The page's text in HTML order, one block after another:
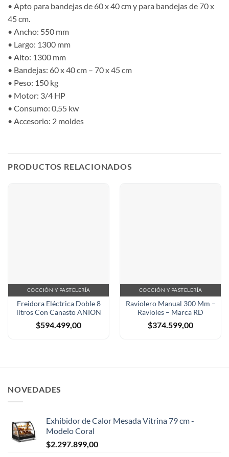
• Apto para bandejas de 60 x 40 cm y para bandejas de 70 x
45 cm.
• Ancho: 550 mm
• Largo: 1300 mm
• Alto: 1300 mm
• Bandejas: 60 x 40 cm – 70 x 45 cm
• Peso: 150 kg
• Motor: 3/4 HP
• Consumo: 0,55 kw
• Accesorio: 2 moldes
PRODUCTOS RELACIONADOS
COCCIÓN Y PASTELERÍA
Freidora Eléctrica Doble 8
litros Con Canasto ANION
$594.499,00
COCCIÓN Y PASTELERÍA
Raviolero Manual 300 Mm –
Ravioles – Marca RD
$374.599,00
NOVEDADES
Exhibidor de Calor Mesada Vitrina 79 cm -
Modelo Coral
$2.297.899,00